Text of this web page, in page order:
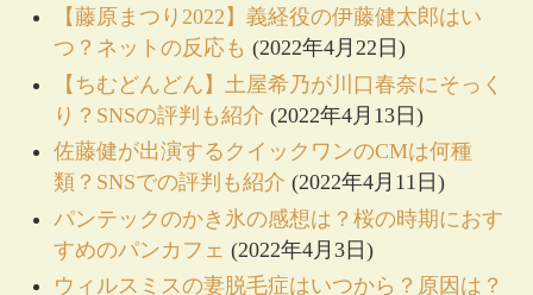
【藤原まつり2022】義経役の伊藤健太郎はい
つ？ネットの反応も (2022年4月22日)
【ちむどんどん】土屋希乃が川口春奈にそっく
り？SNSの評判も紹介 (2022年4月13日)
佐藤健が出演するクイックワンのCMは何種
類？SNSでの評判も紹介 (2022年4月11日)
パンテックのかき氷の感想は？桜の時期におす
すめのパンカフェ (2022年4月3日)
ウィルスミスの妻脱毛症はいつから？原因は？